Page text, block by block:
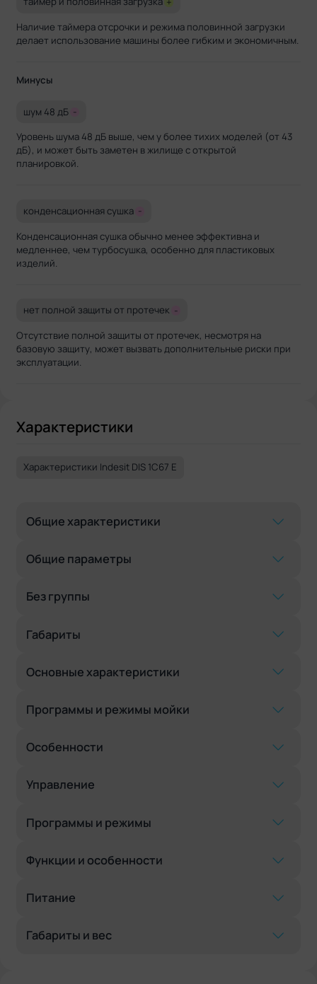
Наличие таймера отсрочки и режима половинной загрузки
делает использование машины более гибким и экономичным.
Минусы
шум 48 дБ -
Уровень шума 48 дБ выше, чем у более тихих моделей (от 43
дБ), и может быть заметен в жилище с открытой
планировкой.
конденсационная сушка -
Конденсационная сушка обычно менее эффективна и
медленнее, чем турбосушка, особенно для пластиковых
изделий.
нет полной защиты от протечек -
Отсутствие полной защиты от протечек, несмотря на
базовую защиту, может вызвать дополнительные риски при
эксплуатации.
Характеристики
Характеристики Indesit DIS 1C67 E
Общие характеристики
Общие параметры
Без группы
Габариты
Основные характеристики
Программы и режимы мойки
Особенности
Управление
Программы и режимы
Функции и особенности
Питание
Габариты и вес